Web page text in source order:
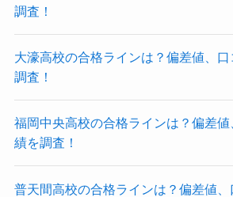
調査！
大濠高校の合格ラインは？偏差値、
調査！
福岡中央高校の合格ラインは？偏差
績を調査！
普天間高校の合格ラインは？偏差値